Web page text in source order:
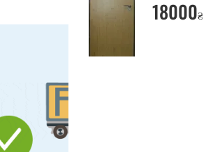
18000₴